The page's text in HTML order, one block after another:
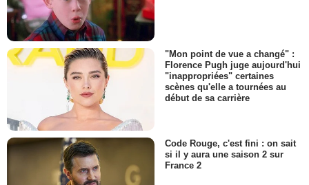
"Mon point de vue a changé" :
Florence Pugh juge aujourd'hui
"inappropriées" certaines
scènes qu'elle a tournées au
début de sa carrière
Code Rouge, c'est fini : on sait
si il y aura une saison 2 sur
France 2